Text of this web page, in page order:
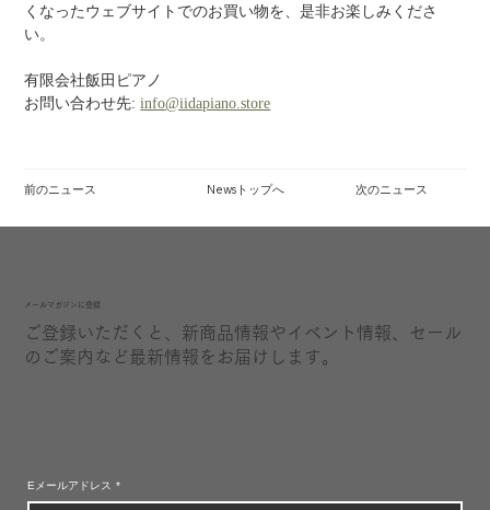
くなったウェブサイトでのお買い物を、是非お楽しみくださ
い。
有限会社飯田ピアノ
お問い合わせ先: info@iidapiano.store
前のニュース Newsトップへ 次のニュース
​メールマガジンに登録
ご登録いただくと、新商品情報やイベント情報、セール
のご案内など最新情報をお届けします。
Eメールアドレス *